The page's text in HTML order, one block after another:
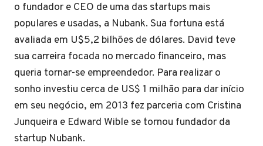
o fundador e CEO de uma das startups mais
populares e usadas, a Nubank. Sua fortuna está
avaliada em U$5,2 bilhões de dólares. David teve
sua carreira focada no mercado financeiro, mas
queria tornar-se empreendedor. Para realizar o
sonho investiu cerca de US$ 1 milhão para dar início
em seu negócio, em 2013 fez parceria com Cristina
Junqueira e Edward Wible se tornou fundador da
startup Nubank.